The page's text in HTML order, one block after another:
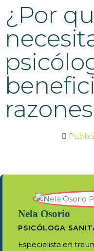
¿Por
razones
Nela Osorio
PSICÓLOGA
Especialista en